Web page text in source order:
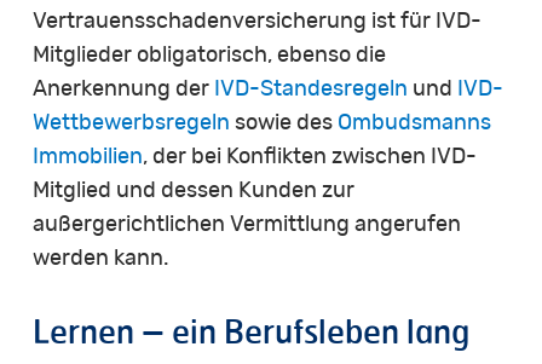
Vertrauensschadenversicherung ist für IVD-
Mitglieder obligatorisch, ebenso die
Anerkennung der IVD-Standesregeln und
IVD-
Wettbewerbsregeln sowie des Ombudsmanns
Immobilien, der bei Konflikten zwischen IVD-
Mitglied und dessen Kunden zur
außergerichtlichen Vermittlung angerufen
werden kann.
Lernen – ein Berufsleben lang